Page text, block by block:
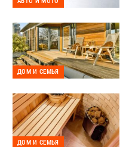
ДОМ И СЕМЬЯ
ДОМ И СЕМЬЯ